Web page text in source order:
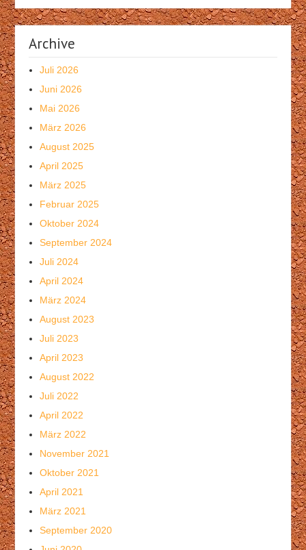
Archive
Juli 2026
Juni 2026
Mai 2026
März 2026
August 2025
April 2025
März 2025
Februar 2025
Oktober 2024
September 2024
Juli 2024
April 2024
März 2024
August 2023
Juli 2023
April 2023
August 2022
Juli 2022
April 2022
März 2022
November 2021
Oktober 2021
April 2021
März 2021
September 2020